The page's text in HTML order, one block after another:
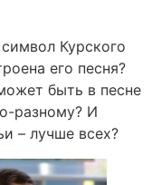
Курского
его песня?
быть в песне
разному? И
– лучше всех?